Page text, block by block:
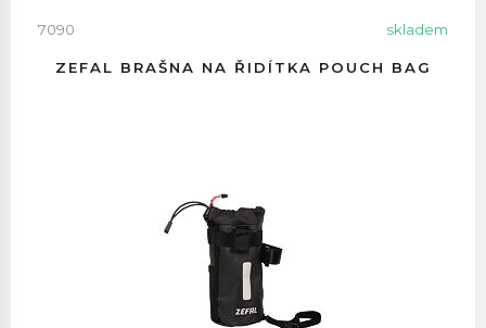
7090 skladem
ZEFAL BRAŠNA NA ŘIDÍTKA POUCH BAG